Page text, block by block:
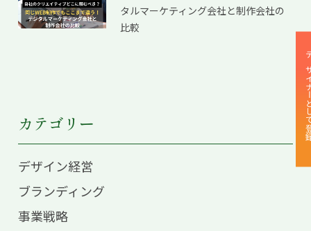
タルマーケティング会社と制作会社の
比較
カテゴリー
デザイン経営
ブランディング
事業戦略
デザイ